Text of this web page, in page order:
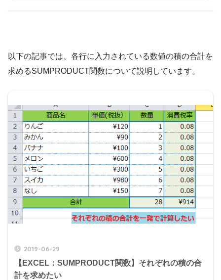
以下の記事では、各行に入力されている数値の積の合計を
求めるSUMPRODUCT関数について説明しています。
2019-06-29
【EXCEL：SUMPRODUCT関数】それぞれの積の合
計を求めたい